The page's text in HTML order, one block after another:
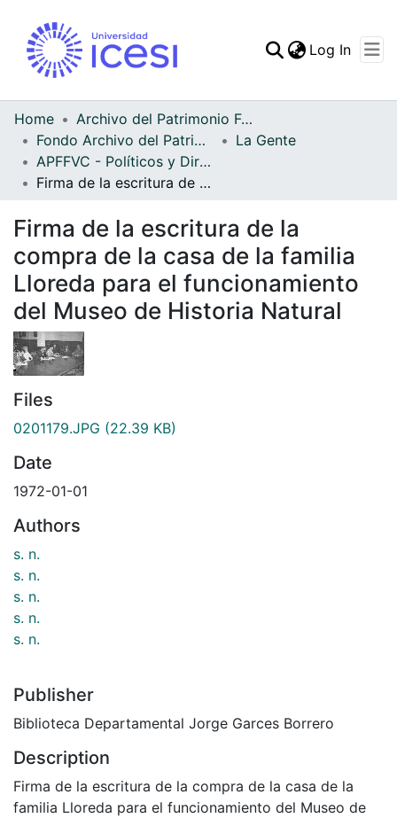
Statistics
Log In
Home
Archivo del Patrimonio Fotográfico y Fílmico del Valle del Cauca
Fondo Archivo del Patrimonio Fotográfico y Fílmico del Valle del Cauca
La Gente
APFFVC - Políticos y Dirigentes - Patrimonial
Firma de la escritura de la compra de la casa de la familia Lloreda para el funcionamiento del Museo de Historia Natural
Firma de la escritura de la
compra de la casa de la familia
Lloreda para el funcionamiento
del Museo de Historia Natural
Files
0201179.JPG (22.39 KB)
Date
1972-01-01
Authors
s. n.
s. n.
s. n.
s. n.
s. n.
Publisher
Biblioteca Departamental Jorge Garces Borrero
Description
Firma de la escritura de la compra de la casa de la
familia Lloreda para el funcionamiento del Museo de